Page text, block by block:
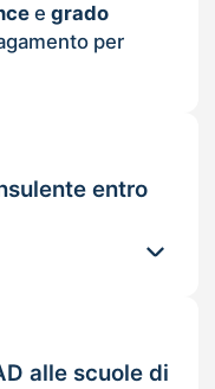
e grado
per
entro
alle scuole di